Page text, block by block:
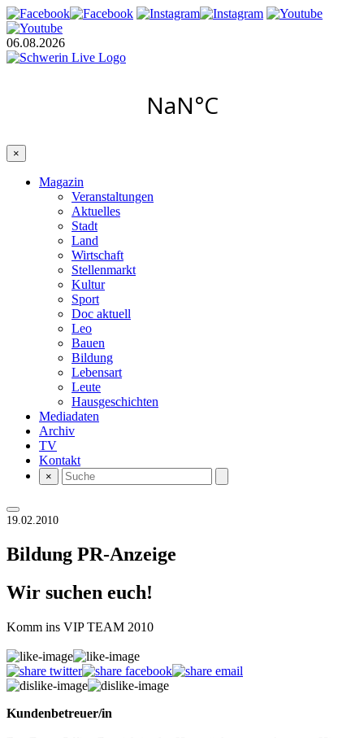
06.08.2026
×
Magazin
Veranstaltungen
Aktuelles
Stadt
Land
Wirtschaft
Stellenmarkt
Kultur
Sport
Doc aktuell
Leo
Bauen
Bildung
Lebensart
Leute
Hausgeschichten
Mediadaten
Archiv
TV
Kontakt
×
19.02.2010
Bildung PR-Anzeige
Wir suchen euch!
Komm ins VIP TEAM 2010
Kundenbetreuer/in